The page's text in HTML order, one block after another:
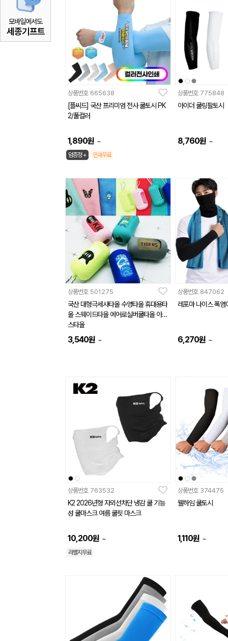
모바일에서도
세종기프트
상품번호 665638
[플씨드] 국산 프리미엄 전사 쿨토시 PK
2/풀컬러
1,890원 ~
덤증정 + 인쇄무료
상품번호 775848
아이더 쿨링팔토시
8,760원 ~
상품번호 501275
국산 대형극세사타올 수영타올 휴대용타
올 스웨이드타올 에어로실버쿨타올 아이
스타올
3,540원 ~
상품번호 847062
레포마 나이스 폭
6,270원 ~
상품번호 763532
K2 2026년형 자외선차단 냉감 쿨 기능
성 쿨마스크 여름 쿨핏 마스크
10,200원 ~
라벨지무료
상품번호 374475
웰하임 쿨토시
1,110원 ~